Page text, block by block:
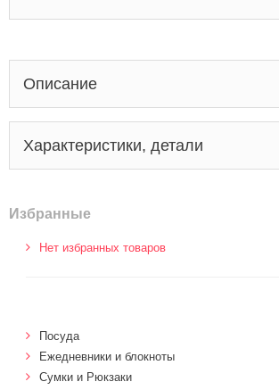
Описание
Характеристики, детали
Избранные
Нет избранных товаров
Посуда
Ежедневники и блокноты
Сумки и Рюкзаки